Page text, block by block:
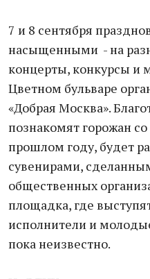
7 и 8 сентября
насыщенными - на
концерты, конкурсы и
Цветном бульваре
«Добрая Москва».
познакомят горожан
прошлом году, будет
сувенирами,
общественных
площадка, где
исполнители и
пока неизвестно.